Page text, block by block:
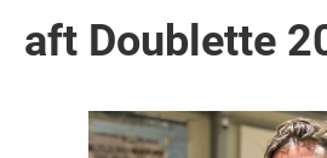
aft Doublette